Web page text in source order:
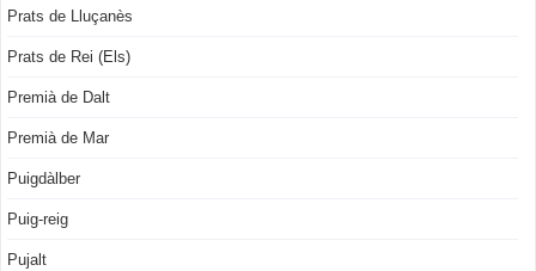
Prats de Lluçanès
Prats de Rei (Els)
Premià de Dalt
Premià de Mar
Puigdàlber
Puig-reig
Pujalt